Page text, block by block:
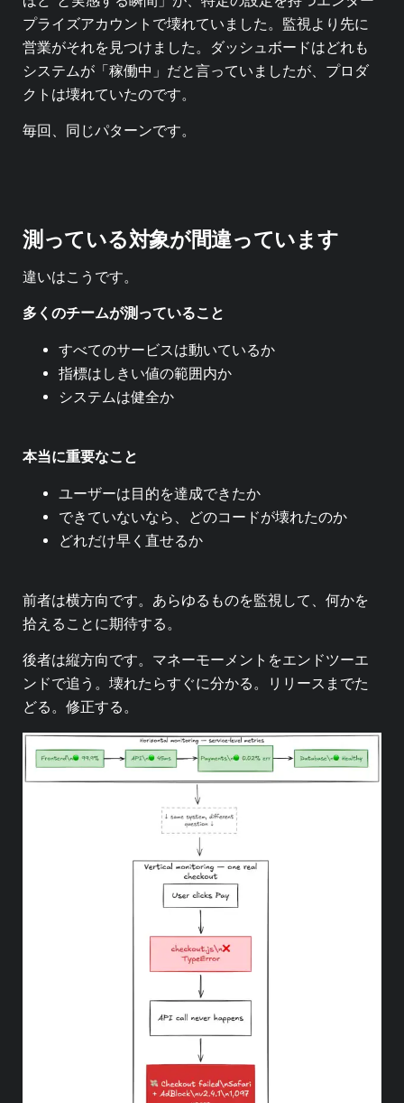
プライズアカウントで壊れていました。監視より先に
営業がそれを見つけました。ダッシュボードはどれも
システムが「稼働中」だと言っていましたが、プロダ
クトは壊れていたのです。
毎回、同じパターンです。
測っている対象が間違っています
違いはこうです。
多くのチームが測っていること
すべてのサービスは動いているか
指標はしきい値の範囲内か
システムは健全か
本当に重要なこと
ユーザーは目的を達成できたか
できていないなら、どのコードが壊れたのか
どれだけ早く直せるか
前者は横方向です。あらゆるものを監視して、何かを
拾えることに期待する。
後者は縦方向です。マネーモーメントをエンドツーエ
ンドで追う。壊れたらすぐに分かる。リリースまでた
どる。修正する。